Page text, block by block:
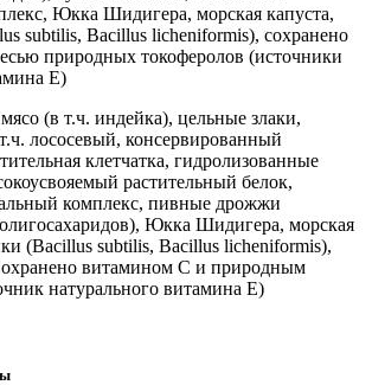
Юкка Шидигера, морская капуста,
subtilis, Bacillus licheniformis), сохранено
природных токоферолов (источники
Е)
(в т.ч. индейка), цельные злаки,
лососевый, консервированный
клетчатка, гидролизованные
растительный белок,
комплекс, пивные дрожжи
Юкка Шидигера, морская
(Bacillus subtilis, Bacillus licheniformis),
витамином С и природным
натурального витамина Е)